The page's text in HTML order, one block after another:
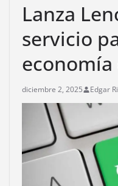
Lanza
servicio
economía
diciembre 2, 2025 Edgar